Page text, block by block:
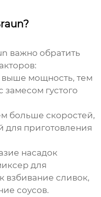
важно обратить
выше мощность, тем
густого
больше скоростей,
для приготовления
насадок
для
взбивание сливок,
соусов.